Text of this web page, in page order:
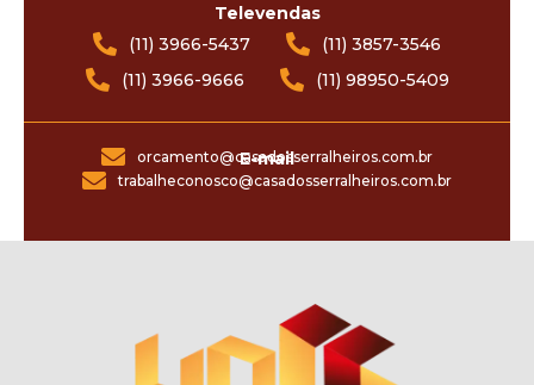
Televendas
(11) 3966-5437
(11) 3857-3546
(11) 3966-9666
(11) 98950-5409
E-mail
orcamento@casadosserralheiros.com.br
trabalheconosco@casadosserralheiros.com.br